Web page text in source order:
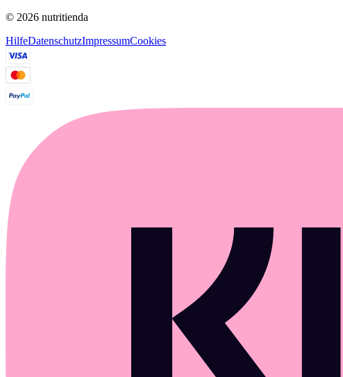
© 2026 nutritienda
HilfeDatenschutzImpressumCookies